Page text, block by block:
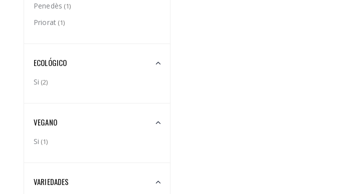
Penedès (1)
Priorat(1)
ECOLÓGICO
Si (2)
VEGANO
Si (1)
VARIEDADES